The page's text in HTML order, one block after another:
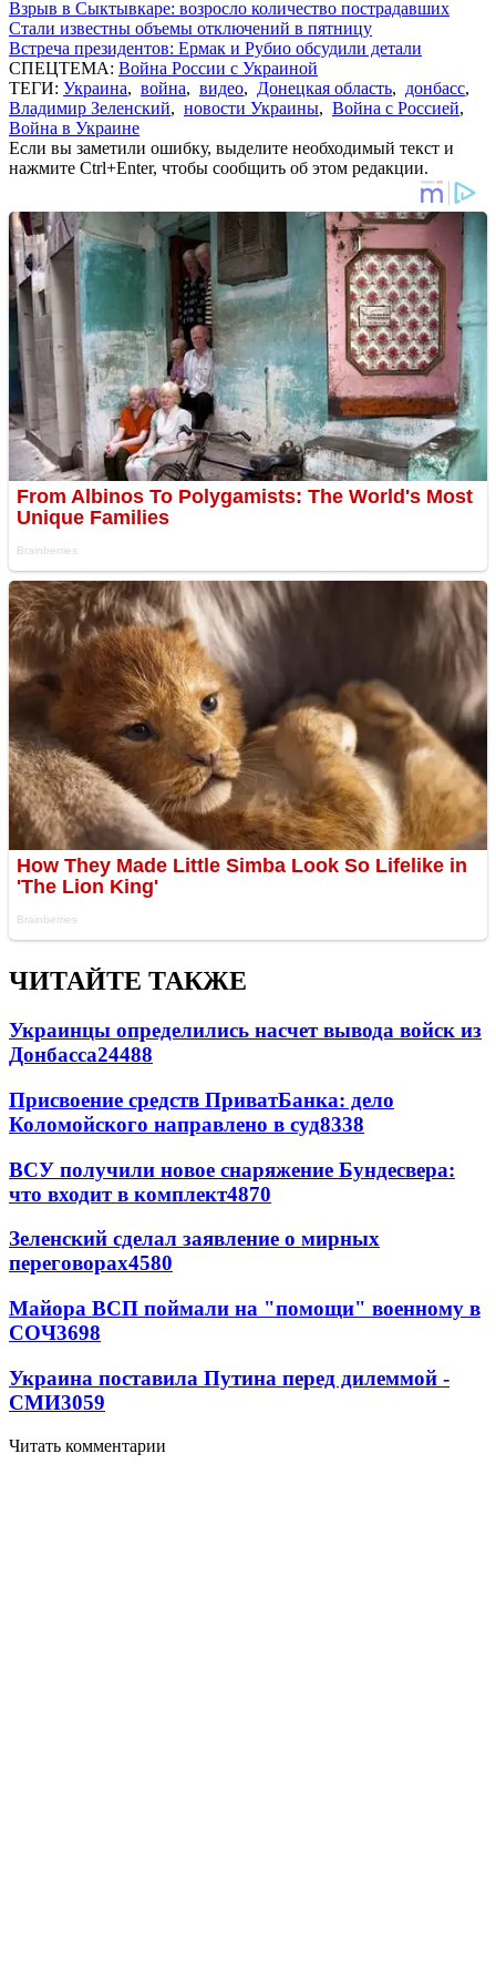
Взрыв в Сыктывкаре: возросло количество пострадавших
Стали известны объемы отключений в пятницу
Встреча президентов: Ермак и Рубио обсудили детали
СПЕЦТЕМА: Война России с Украиной
ТЕГИ: Украина, война, видео, Донецкая область, донбасс,
Владимир Зеленский, новости Украины, Война с Россией,
Война в Украине
Если вы заметили ошибку, выделите необходимый текст и
нажмите Ctrl+Enter, чтобы сообщить об этом редакции.
ЧИТАЙТЕ ТАКЖЕ
Украинцы определились насчет вывода войск из
Донбасса24488
Присвоение средств ПриватБанка: дело
Коломойского направлено в суд8338
ВСУ получили новое снаряжение Бундесвера:
что входит в комплект4870
Зеленский сделал заявление о мирных
переговорах4580
Майора ВСП поймали на "помощи" военному в
СОЧ3698
Украина поставила Путина перед дилеммой -
СМИ3059
Читать комментарии